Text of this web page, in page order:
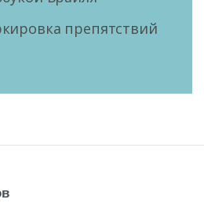
препятствий